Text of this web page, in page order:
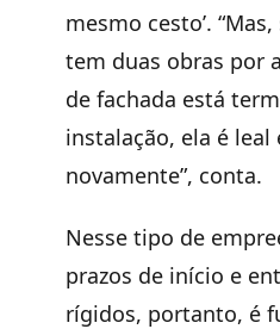
mesmo cesto’.
tem duas obras por
de fachada está
instalação, ela é leal
novamente”, conta.
Nesse tipo de
prazos de início e
rígidos, portanto, é